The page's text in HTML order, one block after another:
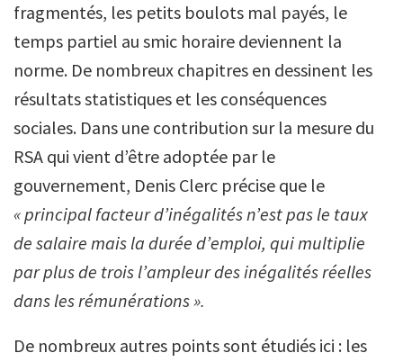
fragmentés, les petits boulots mal payés, le
temps partiel au smic horaire deviennent la
norme. De nombreux chapitres en dessinent les
résultats statistiques et les conséquences
sociales. Dans une contribution sur la mesure du
RSA qui vient d’être adoptée par le
gouvernement, Denis Clerc précise que le
« principal facteur d’inégalités n’est pas le taux
de salaire mais la durée d’emploi, qui multiplie
par plus de trois l’ampleur des inégalités réelles
dans les rémunérations ».
De nombreux autres points sont étudiés ici : les